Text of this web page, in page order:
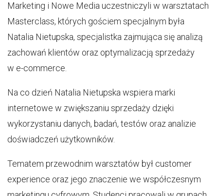
Marketing i Nowe Media uczestniczyli w warsztatach
Masterclass, których gościem specjalnym była
Natalia Nietupska, specjalistka zajmująca się analizą
zachowań klientów oraz optymalizacją sprzedaży
w e-commerce.
Na co dzień Natalia Nietupska wspiera marki
internetowe w zwiększaniu sprzedaży dzięki
wykorzystaniu danych, badań, testów oraz analizie
doświadczeń użytkowników.
Tematem przewodnim warsztatów był customer
experience oraz jego znaczenie we współczesnym